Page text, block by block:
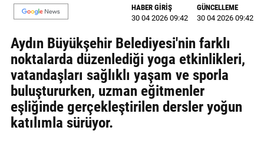
YAZARLAR
BİZE
ULAŞIN
Künye
İletişim
HABER GİRİŞ
30 04 2026 09:42
GÜNCELLEME
30 04 2026 09:42
Aydın Büyükşehir Belediyesi'nin farklı
noktalarda düzenlediği yoga etkinlikleri,
vatandaşları sağlıklı yaşam ve sporla
buluştururken, uzman eğitmenler
eşliğinde gerçekleştirilen dersler yoğun
katılımla sürüyor.